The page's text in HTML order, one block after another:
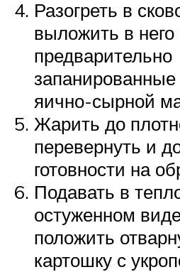
Разогреть в
выложить в
предварительно
яично-сырной
Жарить до
перевернуть и
готовности на
Подавать в
остуженном
положить
картошку с